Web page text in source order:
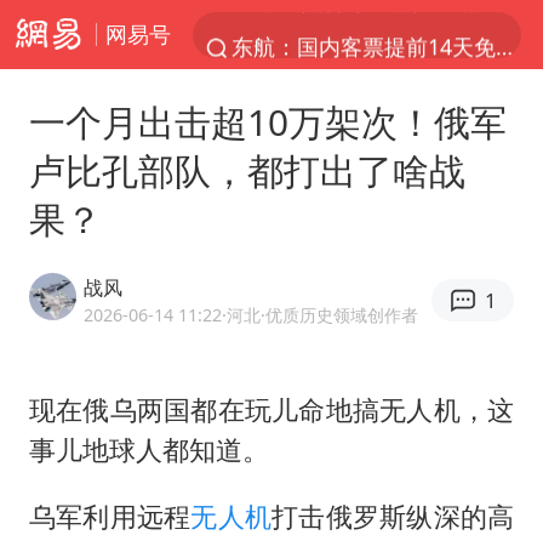
网易号
向鹏0-3不敌张本智和
百花奖开幕式
“新疆阿勒泰八月能滑雪”不实
我国外贸延续良好增长态势
国防部：中国军队坚决反制任何闹海挑衅图谋
一个月出击超10万架次！俄军
卢比孔部队，都打出了啥战
果？
战风
2026-06-14 11:22·河北·优质历史领域创作者
1
现在俄乌两国都在玩儿命地搞无人机，这
事儿地球人都知道。
乌军利用远程无人机打击俄罗斯纵深的高